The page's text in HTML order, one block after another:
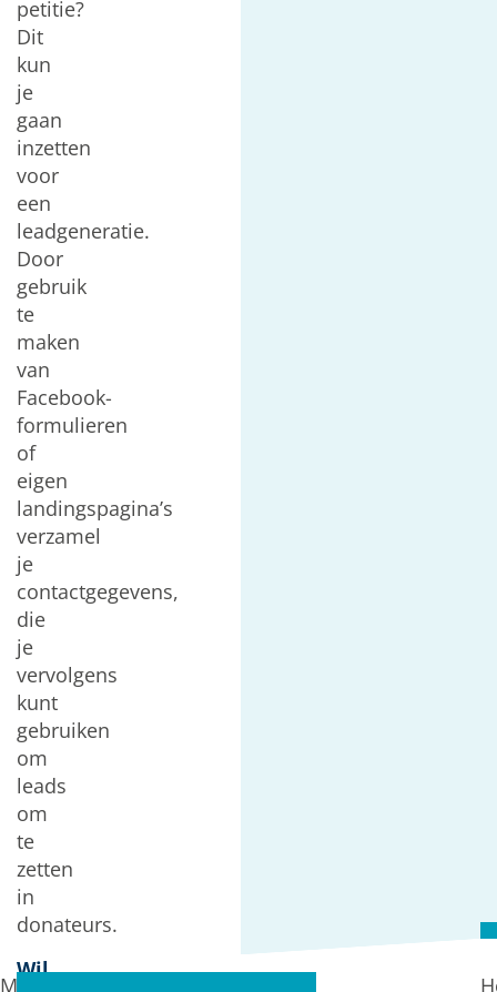
petitie?
Dit
kun
je
gaan
inzetten
voor
een
leadgeneratie.
Door
gebruik
te
maken
van
Facebook-
formulieren
of
eigen
landingspagina’s
verzamel
je
contactgegevens,
die
je
vervolgens
kunt
gebruiken
om
leads
om
te
zetten
in
donateurs.
Met
Wil